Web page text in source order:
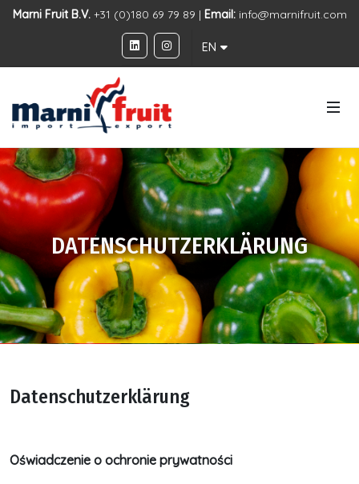
Marni Fruit B.V.+31 (0)180 69 79 89 | Email: info@marnifruit.com
EN
DATENSCHUTZERKLÄRUNG
Datenschutzerklärung
Oświadczenie o ochronie prywatności